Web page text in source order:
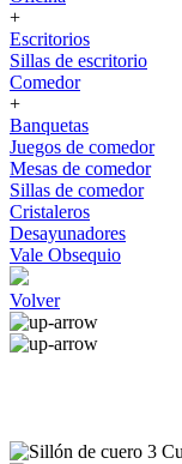
+
Escritorios
Sillas de escritorio
Comedor
+
Banquetas
Juegos de comedor
Mesas de comedor
Sillas de comedor
Cristaleros
Desayunadores
Vale Obsequio
Volver